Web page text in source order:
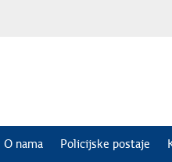
O nama Policijske postaje